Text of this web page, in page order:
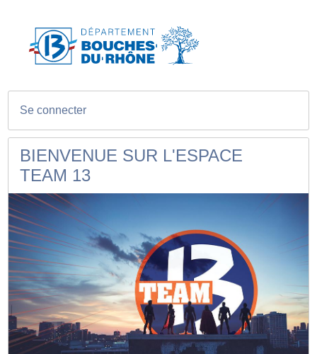
Se connecter
BIENVENUE SUR L'ESPACE
TEAM 13